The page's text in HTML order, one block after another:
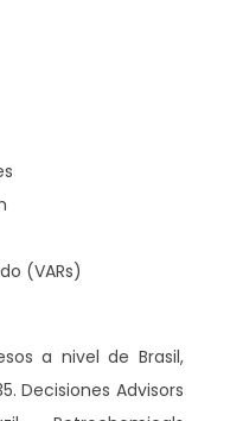
(VARs)
a nivel de Brasil,
Decisiones Advisors